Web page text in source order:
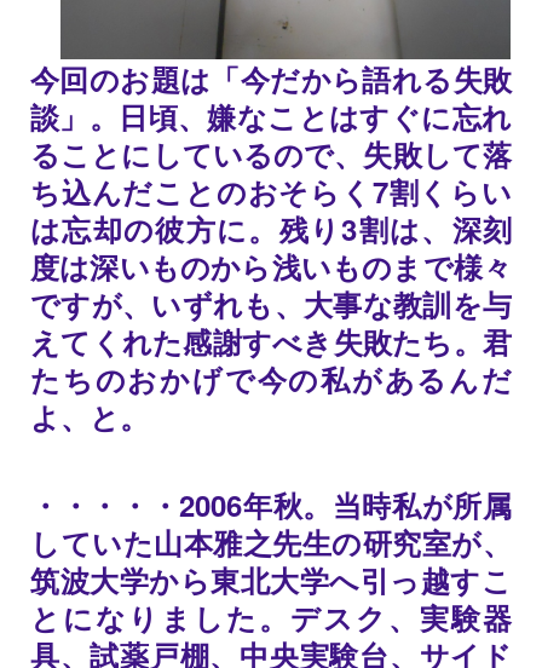
今回のお題は「今だから語れる失敗
談」。日頃、嫌なことはすぐに忘れ
ることにしているので、失敗して落
ち込んだことのおそらく7割くらい
は忘却の彼方に。残り3割は、深刻
度は深いものから浅いものまで様々
ですが、いずれも、大事な教訓を与
えてくれた感謝すべき失敗たち。君
たちのおかげで今の私があるんだ
よ、と。
・・・・・2006年秋。当時私が所属
していた山本雅之先生の研究室が、
筑波大学から東北大学へ引っ越すこ
とになりました。デスク、実験器
具、試薬戸棚、中央実験台、サイド